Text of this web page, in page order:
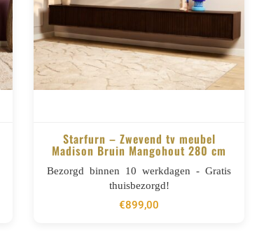
BESTELLEN
Starfurn – Zwevend tv meubel
Madison Bruin Mangohout 280 cm
Bezorgd binnen 10 werkdagen - Gratis
thuisbezorgd!
€899,00